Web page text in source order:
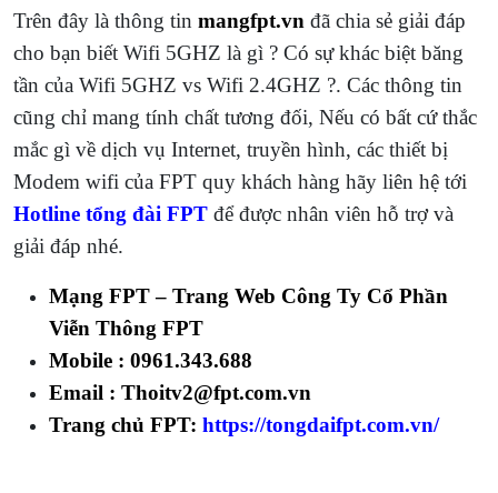
Trên đây là thông tin mangfpt.vn đã chia sẻ giải đáp
cho bạn biết Wifi 5GHZ là gì ? Có sự khác biệt băng
tần của Wifi 5GHZ vs Wifi 2.4GHZ ?. Các thông tin
cũng chỉ mang tính chất tương đối, Nếu có bất cứ thắc
mắc gì về dịch vụ Internet, truyền hình, các thiết bị
Modem wifi của FPT quy khách hàng hãy liên hệ tới
Hotline tổng đài FPT để được nhân viên hỗ trợ và
giải đáp nhé.
Mạng FPT – Trang Web Công Ty Cổ Phần
Viễn Thông FPT
Mobile : 0961.343.688
Email : Thoitv2@fpt.com.vn
Trang chủ FPT: https://tongdaifpt.com.vn/